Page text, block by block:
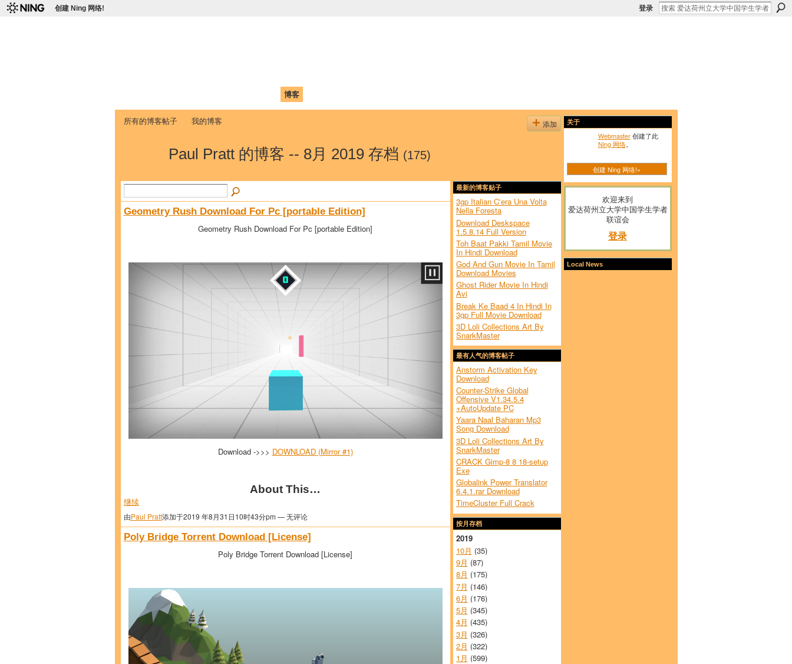
创建 Ning 网络! 登录
博客
所有的博客帖子 我的博客 添加
Paul Pratt 的博客 -- 8月 2019 存档 (175)
Geometry Rush Download For Pc [portable Edition]
Geometry Rush Download For Pc [portable Edition]
Download ->>> DOWNLOAD (Mirror #1)
About This…
继续
由Paul Pratt添加于2019 年8月31日10时43分pm — 无评论
Poly Bridge Torrent Download [License]
Poly Bridge Torrent Download [License]
最新的博客贴子
3gp Italian C'era Una Volta
Nella Foresta
Download Deskspace
1.5.8.14 Full Version
Toh Baat Pakki Tamil Movie
In Hindi Download
God And Gun Movie In Tamil
Download Movies
Ghost Rider Movie In Hindi
Avi
Break Ke Baad 4 In Hindi In
3gp Full Movie Download
3D Loli Collections Art By
SnarkMaster
最有人气的博客帖子
Anstorm Activation Key
Download
Counter-Strike Global
Offensive V1.34.5.4
+AutoUpdate PC
Yaara Naal Baharan Mp3
Song Download
3D Loli Collections Art By
SnarkMaster
CRACK Gimp-8 8 18-setup
Exe
Globalink Power Translator
6.4.1.rar Download
TimeCluster Full Crack
按月存档
2019
10月 (35)
9月 (87)
8月 (175)
7月 (146)
6月 (176)
5月 (345)
4月 (435)
3月 (326)
2月 (322)
1月 (599)
关于
Webmaster创建了此
Ning 网络。
创建 Ning 网络!»
欢迎来到
爱达荷州立大学中国学生学者
联谊会
登录
Local News